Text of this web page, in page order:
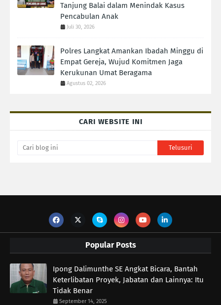
Tanjung Balai dalam Menindak Kasus
Pencabulan Anak
Juli 30, 2026
Polres Langkat Amankan Ibadah Minggu di
Empat Gereja, Wujud Komitmen Jaga
Kerukunan Umat Beragama
Agustus 02, 2026
CARI WEBSITE INI
Popular Posts
Ipong Dalimunthe SE Angkat Bicara, Bantah
Keterlibatan Proyek, Jabatan dan Lainnya: Itu
Tidak Benar
September 14, 2025